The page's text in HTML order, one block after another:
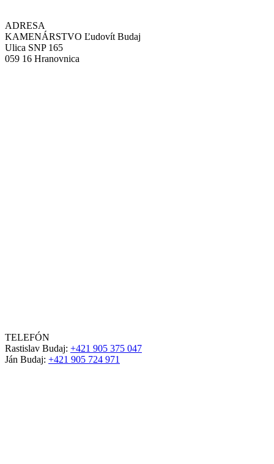
ADRESA
KAMENÁRSTVO Ľudovít Budaj
Ulica SNP 165
059 16 Hranovnica
TELEFÓN
Rastislav Budaj: +421 905 375 047
Ján Budaj: +421 905 724 971